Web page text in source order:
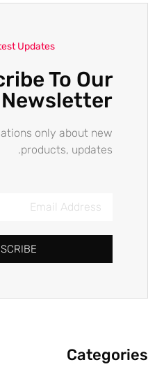
Updates
To Our
Newsletter
only about new
products, updates.
Categories